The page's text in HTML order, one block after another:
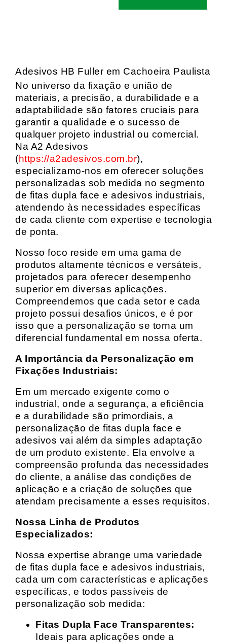
Adesivos HB Fuller em Cachoeira Paulista
No universo da fixação e união de
materiais, a precisão, a durabilidade e a
adaptabilidade são fatores cruciais para
garantir a qualidade e o sucesso de
qualquer projeto industrial ou comercial.
Na A2 Adesivos
(https://a2adesivos.com.br),
especializamo-nos em oferecer soluções
personalizadas sob medida no segmento
de fitas dupla face e adesivos industriais,
atendendo às necessidades específicas
de cada cliente com expertise e tecnologia
de ponta.
Nosso foco reside em uma gama de
produtos altamente técnicos e versáteis,
projetados para oferecer desempenho
superior em diversas aplicações.
Compreendemos que cada setor e cada
projeto possui desafios únicos, e é por
isso que a personalização se torna um
diferencial fundamental em nossa oferta.
A Importância da Personalização em
Fixações Industriais:
Em um mercado exigente como o
industrial, onde a segurança, a eficiência
e a durabilidade são primordiais, a
personalização de fitas dupla face e
adesivos vai além da simples adaptação
de um produto existente. Ela envolve a
compreensão profunda das necessidades
do cliente, a análise das condições de
aplicação e a criação de soluções que
atendam precisamente a esses requisitos.
Nossa Linha de Produtos
Especializados:
Nossa expertise abrange uma variedade
de fitas dupla face e adesivos industriais,
cada um com características e aplicações
específicas, e todos passíveis de
personalização sob medida:
Fitas Dupla Face Transparentes:
Ideais para aplicações onde a